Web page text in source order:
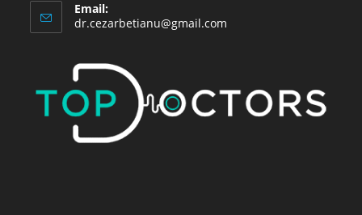
Email:
dr.cezarbetianu@gmail.com